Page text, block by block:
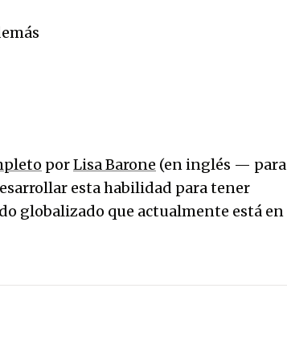
porLisa Barone (en inglés — para
esta habilidad para tener
globalizado que actualmente está en